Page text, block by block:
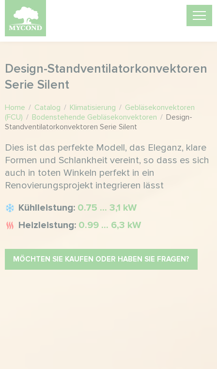
Design-Standventilatorkonvektoren
Serie Silent
Home / Catalog / Klimatisierung / Gebläsekonvektoren
(FCU) / Bodenstehende Gebläsekonvektoren / Design-
Standventilatorkonvektoren Serie Silent
Dies ist das perfekte Modell, das Eleganz, klare
Formen und Schlankheit vereint, so dass es sich
auch in toten Winkeln perfekt in ein
Renovierungsprojekt integrieren lässt
Kühlleistung: 0.75 ... 3,1 kW
Heizleistung: 0.99 ... 6,3 kW
MÖCHTEN SIE KAUFEN ODER HABEN SIE FRAGEN?